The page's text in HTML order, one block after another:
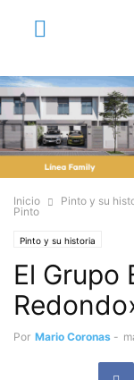
Inicio Pinto y su
Pinto
Pinto y su historia
El Grupo
Por Mario Coronas -